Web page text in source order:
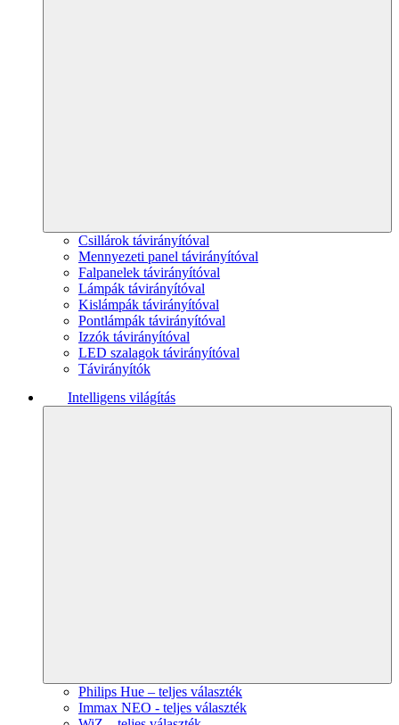
Csillárok távirányítóval
Mennyezeti panel távirányítóval
Falpanelek távirányítóval
Lámpák távirányítóval
Kislámpák távirányítóval
Pontlámpák távirányítóval
Izzók távirányítóval
LED szalagok távirányítóval
Távirányítók
Intelligens világítás
Philips Hue – teljes választék
Immax NEO - teljes választék